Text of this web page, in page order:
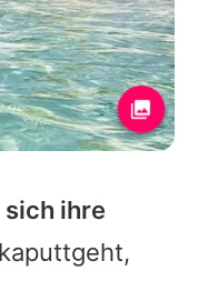
ihre